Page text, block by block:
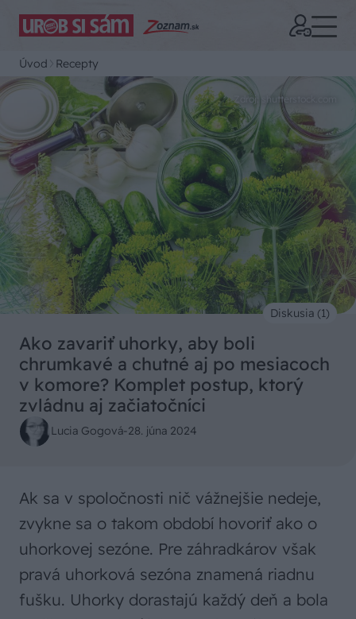
Úvod Recepty
Zdroj: shutterstock.com
Ako zavariť uhorky, aby boli
chrumkavé a chutné aj po mesiacoch
v komore? Komplet postup, ktorý
zvládnu aj začiatočníci
Lucia Gogová-28. júna 2024
Diskusia (1)
Ak sa v spoločnosti nič vážnejšie nedeje,
zvykne sa o takom období hovoriť ako o
uhorkovej sezóne. Pre záhradkárov však
pravá uhorková sezóna znamená riadnu
fušku. Uhorky dorastajú každý deň a bola